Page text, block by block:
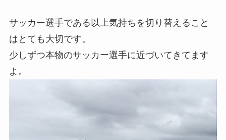
サッカー選手である以上気持ちを切り替えること
はとても大切です。
少しずつ本物のサッカー選手に近づいてきてます
よ。